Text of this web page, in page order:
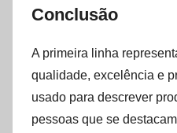
Conclusão
A primeira linha
qualidade, excelência e
usado para descrever
pessoas que se